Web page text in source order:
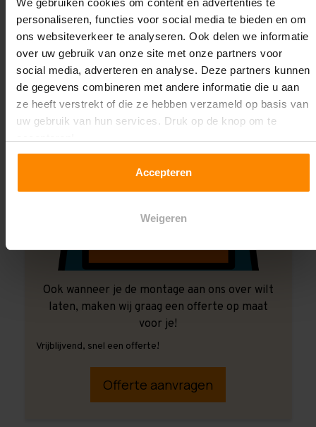
We gebruiken cookies om content en advertenties te
personaliseren, functies voor social media te bieden en om
ons websiteverkeer te analyseren. Ook delen we informatie
over uw gebruik van onze site met onze partners voor
social media, adverteren en analyse. Deze partners kunnen
de gegevens combineren met andere informatie die u aan
ze heeft verstrekt of die ze hebben verzameld op basis van
uw gebruik van hun services. Druk op de knop om te
Accepteren
Weigeren
Ook wanneer je de montage aan ons over wilt
laten, maken wij graag een offerte op maat
voor je!
Vrijblijvend, snel een offerte!
Offerte aanvragen